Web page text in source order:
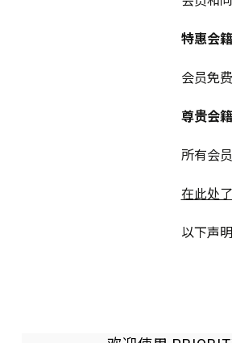
特惠会籍
会员免
尊贵会籍
所有会
在此处
以下声